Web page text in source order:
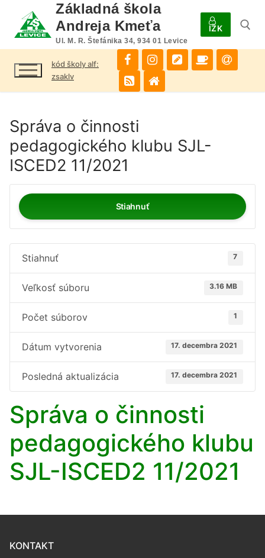
obsah
Základná škola
Andreja Kmeťa
Ul. M. R. Štefánika 34, 934 01 Levice
IŽK
Hľadať:
kód školy alf:
zsaklv
Správa o činnosti
pedagogického klubu SJL-
ISCED2 11/2021
Stiahnuť
Stiahnuť 7
Veľkosť súboru 3.16 MB
Počet súborov 1
Dátum vytvorenia 17. decembra 2021
Posledná aktualizácia 17. decembra 2021
Správa o činnosti
pedagogického klubu
SJL-ISCED2 11/2021
KONTAKT